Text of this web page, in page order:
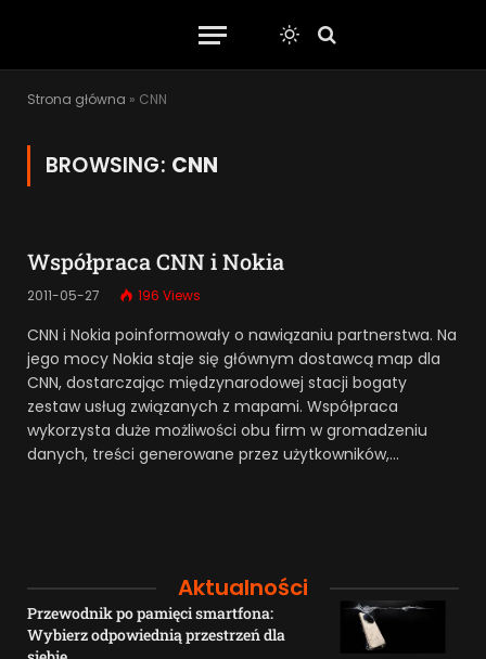
Strona główna » CNN
BROWSING: CNN
Współpraca CNN i Nokia
2011-05-27 196 Views
CNN i Nokia poinformowały o nawiązaniu partnerstwa. Na
jego mocy Nokia staje się głównym dostawcą map dla
CNN, dostarczając międzynarodowej stacji bogaty
zestaw usług związanych z mapami. Współpraca
wykorzysta duże możliwości obu firm w gromadzeniu
danych, treści generowane przez użytkowników,…
Aktualności
Przewodnik po pamięci smartfona:
Wybierz odpowiednią przestrzeń dla